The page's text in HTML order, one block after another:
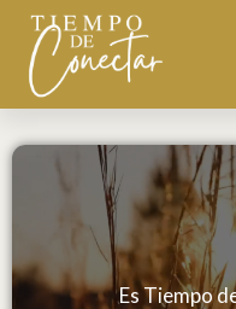
contenido
Es Tiempo